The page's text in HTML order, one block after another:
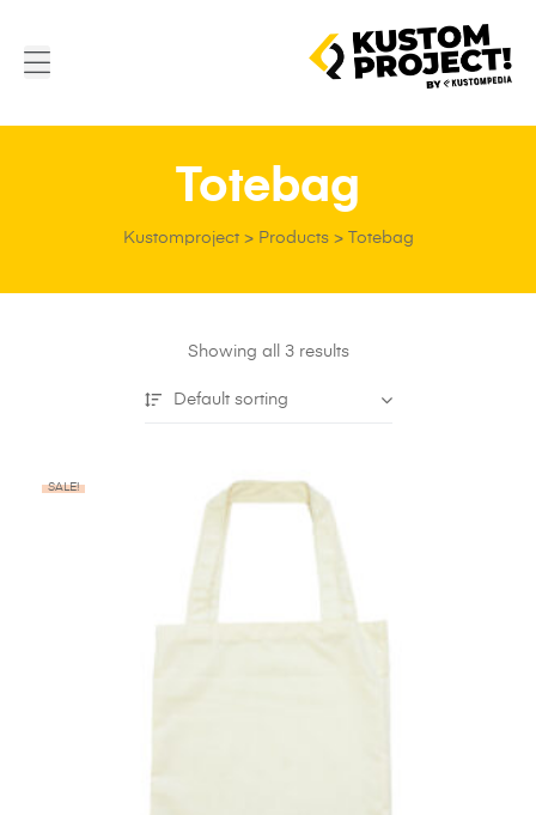
Kustomproject> Products> Totebag
Totebag
Showing all 3 results
Default sorting
SALE!